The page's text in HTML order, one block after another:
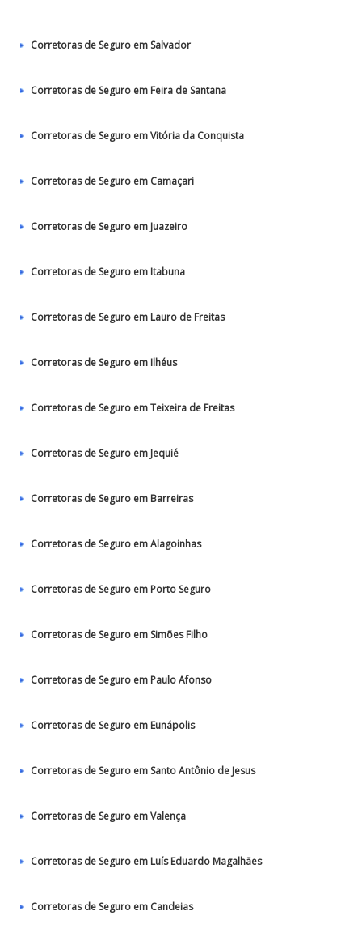
Corretoras de Seguro em Salvador
Corretoras de Seguro em Feira de Santana
Corretoras de Seguro em Vitória da Conquista
Corretoras de Seguro em Camaçari
Corretoras de Seguro em Juazeiro
Corretoras de Seguro em Itabuna
Corretoras de Seguro em Lauro de Freitas
Corretoras de Seguro em Ilhéus
Corretoras de Seguro em Teixeira de Freitas
Corretoras de Seguro em Jequié
Corretoras de Seguro em Barreiras
Corretoras de Seguro em Alagoinhas
Corretoras de Seguro em Porto Seguro
Corretoras de Seguro em Simões Filho
Corretoras de Seguro em Paulo Afonso
Corretoras de Seguro em Eunápolis
Corretoras de Seguro em Santo Antônio de Jesus
Corretoras de Seguro em Valença
Corretoras de Seguro em Luís Eduardo Magalhães
Corretoras de Seguro em Candeias